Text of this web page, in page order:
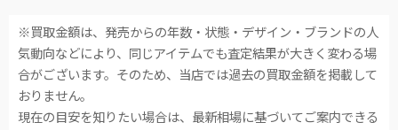
※買取金額は、発売からの年数・状態・デザイン・ブランドの人
気動向などにより、同じアイテムでも査定結果が大きく変わる場
合がございます。そのため、当店では過去の買取金額を掲載して
おりません。
現在の目安を知りたい場合は、最新相場に基づいてご案内できる